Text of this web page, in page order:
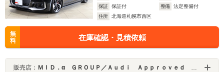
保証
保証付 整備
法定整備付
住所
北海道札幌市西区
無
料
在庫確認・見積依頼
販売店： ＭＩＤ．α ＧＲＯＵＰ／Ａｕｄｉ Ａｐｐｒｏｖｅｄ Ａｕｔｏｍｏｂｉｌｅ 札幌西／株式会社ＭＩＤ ＡＬＦＡ